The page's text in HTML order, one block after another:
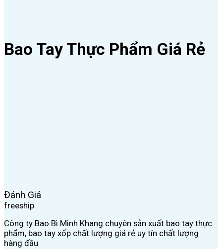
Bao Tay Thực Phẩm Giá Rẻ
Đánh Giá
freeship
Công ty Bao Bì Minh Khang chuyên sản xuất bao tay thực
phẩm, bao tay xốp chất lượng giá rẻ uy tín chất lượng
hàng đầu